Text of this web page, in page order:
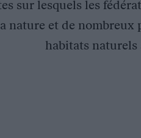
sur lesquels les
nature et de
habitats